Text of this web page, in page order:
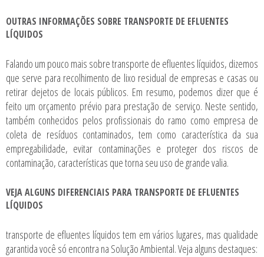
OUTRAS INFORMAÇÕES SOBRE TRANSPORTE DE EFLUENTES
LÍQUIDOS
Falando um pouco mais sobretransporte de efluentes líquidos, dizemos
que serve para recolhimento de lixo residual de empresas e casas ou
retirar dejetos de locais públicos. Em resumo, podemos dizer que é
feito um orçamento prévio para prestação de serviço. Neste sentido,
também conhecidos pelos profissionais do ramo como empresa de
coleta de resíduos contaminados, tem como característica da sua
empregabilidade, evitar contaminações e proteger dos riscos de
contaminação, características que torna seu uso de grande valia.
VEJA ALGUNS DIFERENCIAIS PARA TRANSPORTE DE EFLUENTES
LÍQUIDOS
transporte de efluentes líquidos tem em vários lugares, mas qualidade
garantida você só encontra na Solução Ambiental. Veja alguns destaques: